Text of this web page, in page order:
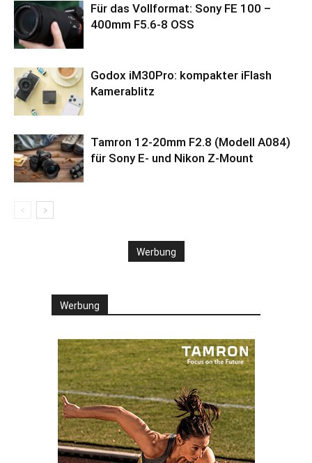
Für das Vollformat: Sony FE 100 –
400mm F5.6-8 OSS
Godox iM30Pro: kompakter iFlash
Kamerablitz
Tamron 12-20mm F2.8 (Modell A084)
für Sony E- und Nikon Z-Mount
Werbung
Werbung